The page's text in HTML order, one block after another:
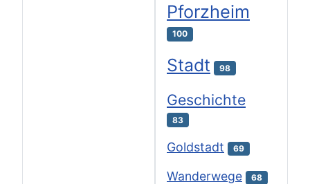
Pforzheim
100
Stadt 98
Geschichte
83
Goldstadt 69
Wanderwege 68